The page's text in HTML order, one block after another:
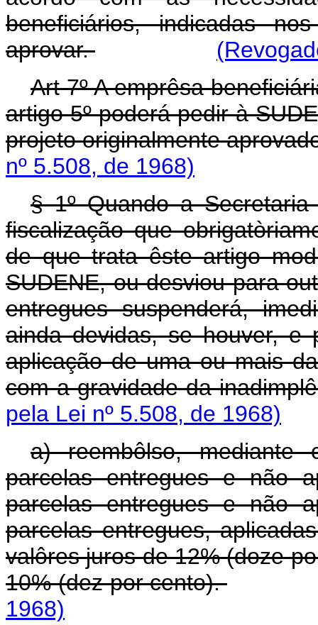
beneficiários, indicadas
aprovar.
Art 7º A emprêsa
artigo 5º poderá pedir à
projeto originalmente
nº 5.508, de 1968)
§ 1º Quando a
fiscalização que
de que trata êste artigo
SUDENE, ou desviou para
entregues suspenderá,
ainda devidas, se houver, e
aplicação de uma ou mais
com a gravidade da
pela Lei nº 5.508, de 1968)
a) reembôlso, mediante
parcelas entregues e não
parcelas entregues e não
parcelas entregues,
valôres juros de 12% (doze
10% (dez por cento).
1968)